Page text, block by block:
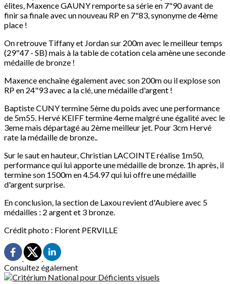
élites, Maxence GAUNY remporte sa série en 7"90 avant de
finir sa finale avec un nouveau RP en 7"83, synonyme de 4ème
place !
On retrouve Tiffany et Jordan sur 200m avec le meilleur temps
(29"47 - SB) mais à la table de cotation cela amène une seconde
médaille de bronze !
Maxence enchaîne également avec son 200m ou il explose son
RP en 24"93 avec a la clé, une médaille d'argent !
Baptiste CUNY termine 5ème du poids avec une performance
de 5m55. Hervé KEIFF termine 4eme malgré une égalité avec le
3eme mais départagé au 2ème meilleur jet. Pour 3cm Hervé
rate la médaille de bronze..
Sur le saut en hauteur, Christian LACOINTE réalise 1m50,
performance qui lui apporte une médaille de bronze. 1h après, il
termine son 1500m en 4.54.97 qui lui offre une médaille
d'argent surprise.
En conclusion, la section de Laxou revient d'Aubiere avec 5
médailles : 2 argent et 3 bronze.
Crédit photo : Florent PERVILLE
Consultez également